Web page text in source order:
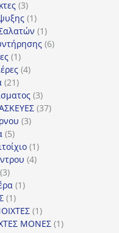
33
προϊόντα
11
προϊόν
11
προϊόν
66
11
προϊόν
44
2121
προϊόντα
33
προϊόντα
3737
33
55
προϊόντα
11
προϊόν
44
33
προϊόντα
11
11
προϊόν
11
προϊόν
ΜΟΝΕΣ 11